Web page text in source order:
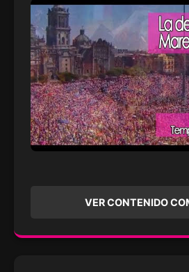
VER CONTENIDO